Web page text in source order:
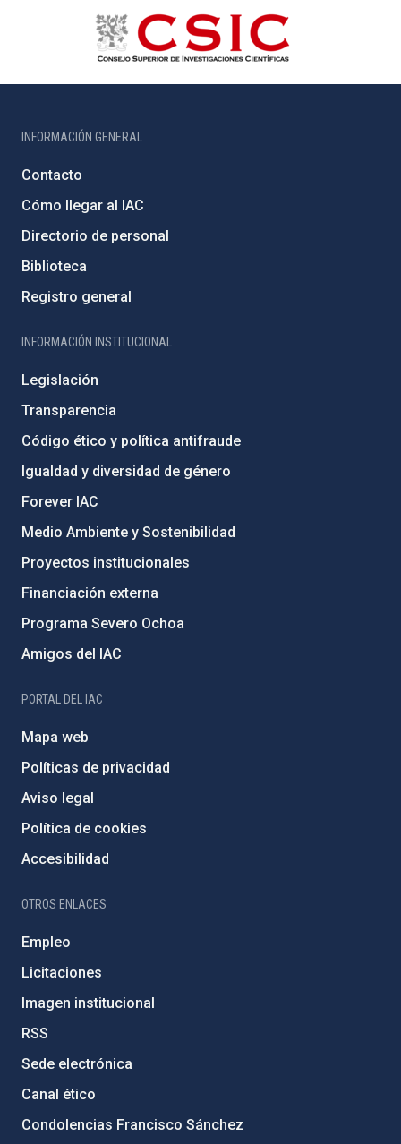
INFORMACIÓN GENERAL
Contacto
Cómo llegar al IAC
Directorio de personal
Biblioteca
Registro general
INFORMACIÓN INSTITUCIONAL
Legislación
Transparencia
Código ético y política antifraude
Igualdad y diversidad de género
Forever IAC
Medio Ambiente y Sostenibilidad
Proyectos institucionales
Financiación externa
Programa Severo Ochoa
Amigos del IAC
PORTAL DEL IAC
Mapa web
Políticas de privacidad
Aviso legal
Política de cookies
Accesibilidad
OTROS ENLACES
Empleo
Licitaciones
Imagen institucional
RSS
Sede electrónica
Canal ético
Condolencias Francisco Sánchez